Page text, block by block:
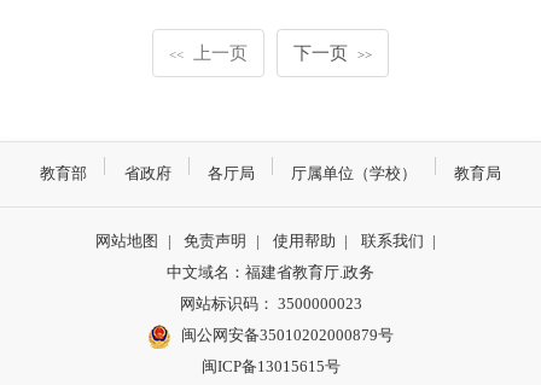
<< 上一页 下一页 >>
教育部 省政府 各厅局 厅属单位（学校） 教育局
网站地图 | 免责声明 | 使用帮助 | 联系我们 |
中文域名：福建省教育厅.政务
网站标识码： 3500000023
闽公网安备35010202000879号
闽ICP备13015615号